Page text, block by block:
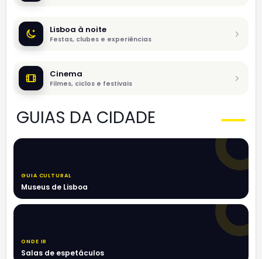
Lisboa à noite
Festas, clubes e experiências
Cinema
Filmes, ciclos e festivais
GUIAS DA CIDADE
GUIA CULTURAL
Museus de Lisboa
ONDE IR
Salas de espetáculos